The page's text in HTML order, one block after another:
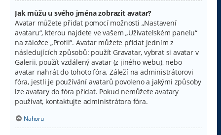
Jak můžu u svého jména zobrazit avatar?
Avatar můžete přidat pomocí možnosti „Nastavení
avataru“, kterou najdete ve vašem „Uživatelském panelu“
na záložce „Profil“. Avatar můžete přidat jedním z
následujících způsobů: použít Gravatar, vybrat si avatar v
Galerii, použít vzdálený avatar (z jiného webu), nebo
avatar nahrát do tohoto fóra. Záleží na administrátorovi
fóra, jestli je používání avatarů povoleno a jakými způsoby
lze avatary do fóra přidat. Pokud nemůžete avatary
používat, kontaktujte administrátora fóra.
Nahoru